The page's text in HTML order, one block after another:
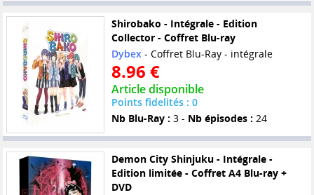
Shirobako - Intégrale - Edition
Collector - Coffret Blu-ray
Dybex - Coffret Blu-Ray - intégrale
8.96 €
Article disponible
Points fidelités : 0
Nb Blu-Ray : 3 - Nb épisodes : 24
Demon City Shinjuku - Intégrale -
Edition limitée - Coffret A4 Blu-ray +
DVD